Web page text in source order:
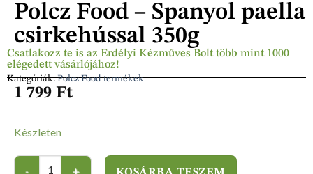
Csatlakozz te is az Erdélyi Kézműves Bolt több mint 1000
elégedett vásárlójához!
Kategóriák:Polcz Food termékek
Polcz Food – Spanyol paella
csirkehússal 350g
1 799 Ft
Készleten